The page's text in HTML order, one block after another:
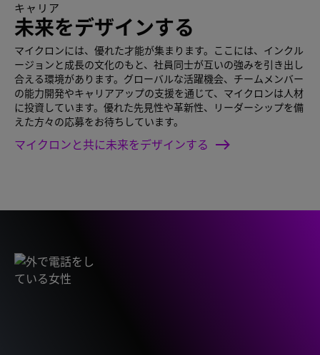
キャリア
未来をデザインする
マイクロンには、優れた才能が集まります。ここには、インクル
ージョンと成長の文化のもと、社員同士が互いの強みを引き出し
合える環境があります。グローバルな活躍機会、チームメンバー
の能力開発やキャリアアップの支援を通じて、マイクロンは人材
に投資しています。優れた先見性や革新性、リーダーシップを備
えた方々の応募をお待ちしています。
マイクロンと共に未来をデザインする